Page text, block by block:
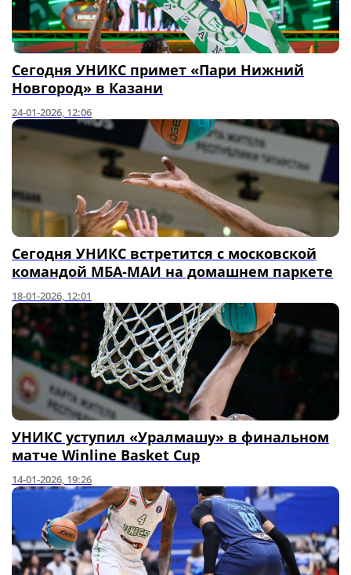
Сегодня УНИКС примет «Пари Нижний
Новгород» в Казани
24-01-2026, 12:06
Сегодня УНИКС встретится с московской
командой МБА‑МАИ на домашнем паркете
18-01-2026, 12:01
УНИКС уступил «Уралмашу» в финальном
матче Winline Basket Cup
14-01-2026, 19:26